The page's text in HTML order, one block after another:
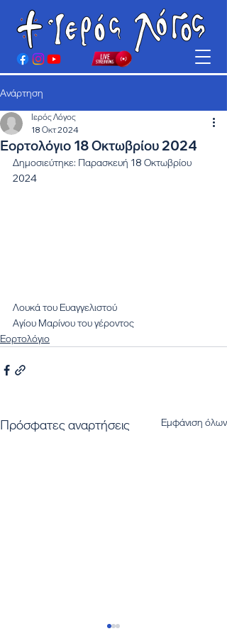
Ανάρτηση
Εορτολόγιο 18 Οκτωβρίου 2024
Ιερός Λόγος
18 Οκτ 2024
Δημοσιεύτηκε: Παρασκευή 18 Οκτωβρίου
2024
Λουκά του Ευαγγελιστού
Αγίου Μαρίνου του γέροντος
Εορτολόγιο
Πρόσφατες αναρτήσεις Εμφάνιση όλων